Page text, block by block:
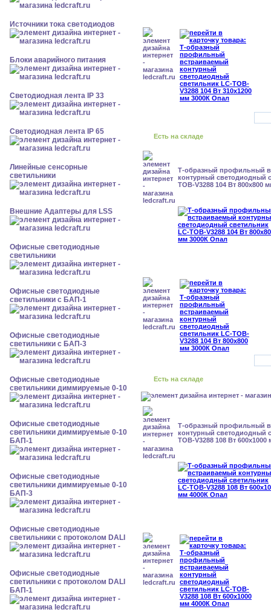
Источники тока светодиодов
Блоки аварийного питания
Светодиодная лента IP 33
Светодиодная лента IP 65
Линейные сенсорные
светильники
Внешние Адаптеры для LSS
Офисные светодиодные
светильники
Офисные светодиодные
светильники с БАП-1
Офисные светодиодные
светильники с БАП-3
Офисные светодиодные
светильники диммируемые 0-10
Офисные светодиодные
светильники диммируемые 0-10
БАП-1
Офисные светодиодные
светильники диммируемые 0-10
БАП-3
Офисные светодиодные
светильники с протоколом DALI
Офисные светодиодные
светильники с протоколом DALI
БАП-1
Есть на складе
Т-образный профильный
контурный светодиодный
TOB-V3288 104 Вт 800x800
Есть на складе
Т-образный профильный
контурный светодиодный
TOB-V3288 108 Вт